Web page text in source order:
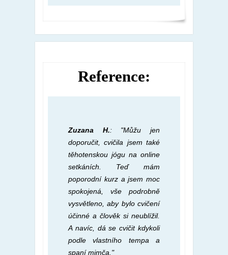
Reference:
Zuzana H.: "Můžu jen
doporučit, cvičila jsem také
těhotenskou jógu na online
setkáních. Teď mám
poporodní kurz a jsem moc
spokojená, vše podrobně
vysvětleno, aby bylo cvičení
účinné a člověk si neublížil.
A navíc, dá se cvičit kdykoli
podle vlastního tempa a
spaní mimča."